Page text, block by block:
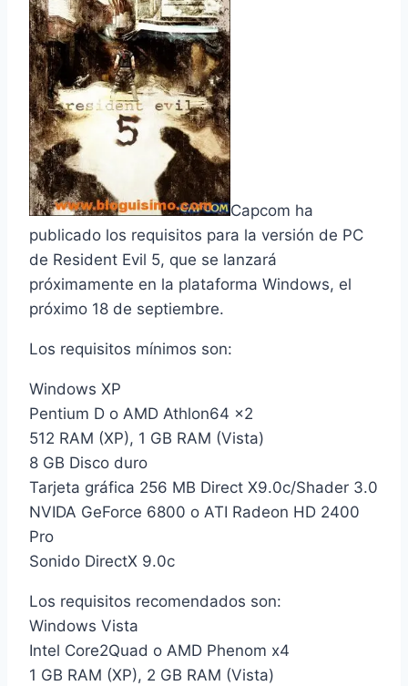
Capcom ha
publicado los requisitos para la versión de PC
de Resident Evil 5, que se lanzará
próximamente en la plataforma Windows, el
próximo 18 de septiembre.
Los requisitos mí­nimos son:
Windows XP
Pentium D o AMD Athlon64 x2
512 RAM (XP), 1 GB RAM (Vista)
8 GB Disco duro
Tarjeta gráfica 256 MB Direct X9.0c/Shader 3.0
NVIDA GeForce 6800 o ATI Radeon HD 2400
Pro
Sonido DirectX 9.0c
Los requisitos recomendados son:
Windows Vista
Intel Core2Quad o AMD Phenom x4
1 GB RAM (XP), 2 GB RAM (Vista)